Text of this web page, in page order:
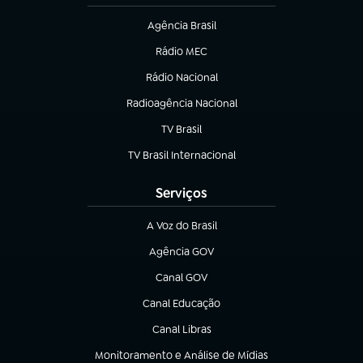
Agência Brasil
(abre em nova aba)
Rádio MEC
Rádio Nacional
(abre em nova aba)
Radioagência Nacional
(abre em nova aba)
TV Brasil
(abre em nova aba)
TV Brasil Internacional
(abre em nova aba)
Serviços
A Voz do Brasil
(abre em nova aba)
Agência GOV
(abre em nova aba)
Canal GOV
(abre em nova aba)
Canal Educação
(abre em nova aba)
Canal Libras
(abre em nova aba)
Monitoramento e Análise de Mídias
(abre em nova aba)